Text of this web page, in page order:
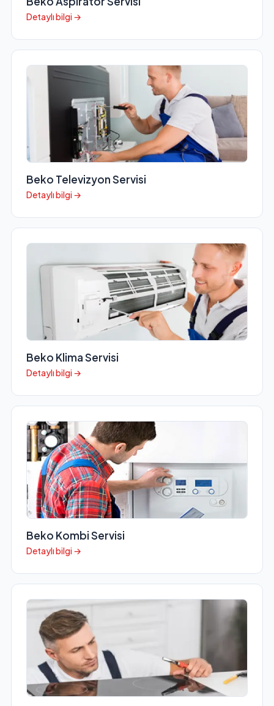
Detaylı bilgi →
Beko Televizyon Servisi
Detaylı bilgi →
Beko Klima Servisi
Detaylı bilgi →
Beko Kombi Servisi
Detaylı bilgi →